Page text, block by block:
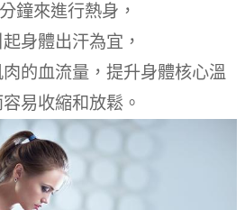
鐘來進行熱身，
身體出汗為宜，
的血流量，提升身體核心溫
易收縮和放鬆。